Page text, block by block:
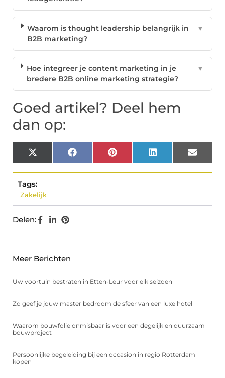
Waarom is thought leadership belangrijk in
B2B marketing?
▼
Hoe integreer je content marketing in je
bredere B2B online marketing strategie?
▼
Goed artikel? Deel hem
dan op:
X
(Twitter)
Facebook Pinterest LinkedIn Email
Tags:
Zakelijk
Delen:
Meer Berichten
Uw voortuin bestraten in Etten-Leur voor elk seizoen
Zo geef je jouw master bedroom de sfeer van een luxe hotel
Waarom bouwfolie onmisbaar is voor een degelijk en duurzaam
bouwproject
Persoonlijke begeleiding bij een occasion in regio Rotterdam
kopen